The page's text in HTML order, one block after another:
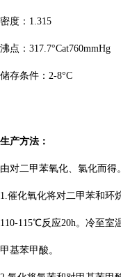
密度： 1.315 熔
沸点：
储存条件： 2-8°C
生产方法：
由对二甲苯氧化、氯化而得。
1.催化氧化将对二甲苯和环
110-115℃反应20h。冷至室
甲基苯甲酸。